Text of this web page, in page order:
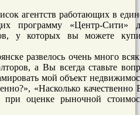
агентств работающих в
программу «Центр-Сити»
у которых вы можете
развелось очень много
а Вы всегда ставьте
мой объект
«Насколько качественно
при оценке рыночной